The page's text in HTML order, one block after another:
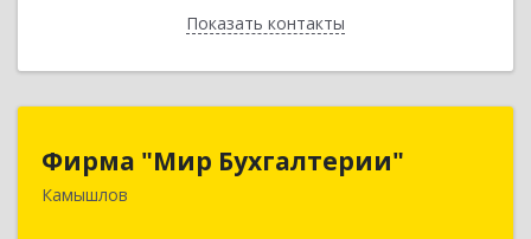
Показать контакты
Назад
Фирма "Мир Бухгалтерии"
Камышлов624860, Свердловская обл, Камышлов г,